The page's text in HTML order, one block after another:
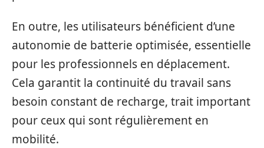
En outre, les utilisateurs bénéficient d’une
autonomie de batterie optimisée, essentielle
pour les professionnels en déplacement.
Cela garantit la continuité du travail sans
besoin constant de recharge, trait important
pour ceux qui sont régulièrement en
mobilité.